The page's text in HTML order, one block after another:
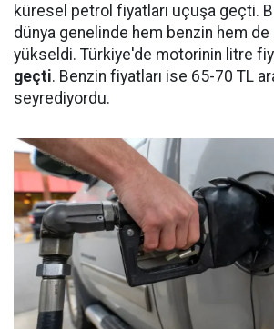
küresel petrol fiyatları uçuşa geçti.
dünya genelinde hem benzin hem de
yükseldi. Türkiye'de motorinin litre
geçti. Benzin fiyatları ise 65-70 TL
seyrediyordu.